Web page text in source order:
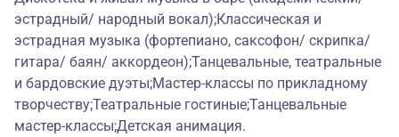
эстрадный/ народный вокал);Классическая и
эстрадная музыка (фортепиано, саксофон/ скрипка/
гитара/ баян/ аккордеон);Танцевальные, театральные
и бардовские дуэты;Мастер-классы по прикладному
творчеству;Театральные гостиные;Танцевальные
мастер-классы;Детская анимация.